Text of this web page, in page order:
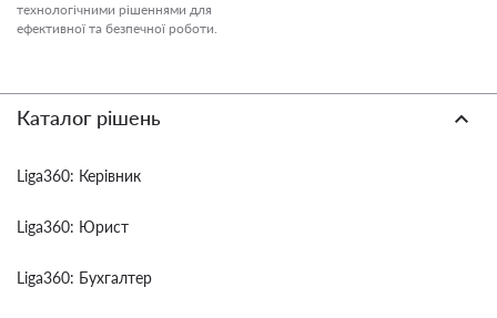
технологічними рішеннями для
ефективної та безпечної роботи.
Каталог рішень
Liga360: Керівник
Liga360: Юрист
Liga360: Бухгалтер